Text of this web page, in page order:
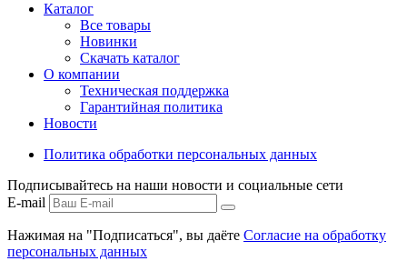
Каталог
Все товары
Новинки
Скачать каталог
О компании
Техническая поддержка
Гарантийная политика
Новости
Политика обработки персональных данных
Подписывайтесь на наши новости и социальные сети
E-mail
Нажимая на "Подписаться", вы даёте Согласие на обработку
персональных данных